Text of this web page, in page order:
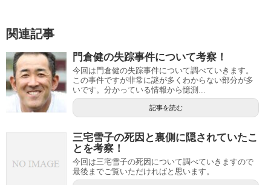
関連記事
門倉健の失踪事件について考察！
今回は門倉健の失踪事件について調べていきます。
この事件ですが非常に謎が多くわからない部分が多
いです。分かっている情報から憶測...
記事を読む
三宅雪子の死因と裏側に隠されていたこ
とを考察！
今回は三宅雪子の死因について調べていきますので
最後までご覧いただければと思います。